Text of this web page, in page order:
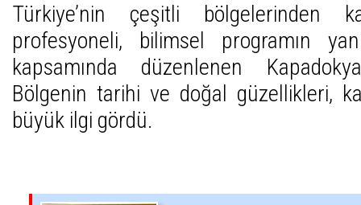
Türkiye’nin çeşitli bölgelerinden
profesyoneli, bilimsel programın
kapsamında düzenlenen
Bölgenin tarihi ve doğal güzellikleri,
büyük ilgi gördü.